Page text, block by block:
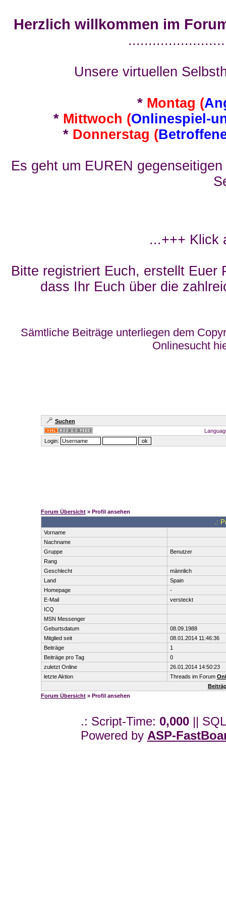
Herzlich willkommen im
Unsere virtuellen
* Montag (
* Mittwoch (Onlinespiel-
* Donnerstag (
Es geht um EUREN
...+++ Klick
Bitte registriert Euch, erstellt Euer
dass Ihr Euch über die
Sämtliche Beiträge unterliegen dem
Onlinesucht
Suchen
Login:
Forum Übersicht» Profil ansehen
.:
Vorname
Nachname
Gruppe
Benutzer
Rang
Geschlecht
männlich
Land
Spain
Homepage
-
E-Mail
versteckt
ICQ
MSN Messenger
Geburtsdatum
08.09.1988
Mitglied seit
08.01.2014 11:46:36
Beiträge
1
Beiträge pro Tag
0
zuletzt Online
26.01.2014 14:50:23
letzte Aktion
Threads im Forum
Forum Übersicht» Profil ansehen
.: Script-Time: 0,000||
Powered by ASP-